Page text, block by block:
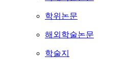
학위논문
해외학술논문
학술지